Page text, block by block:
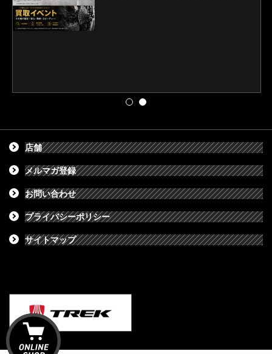
店舗
メルマガ登録
お問い合わせ
プライバシーポリシー
サイトマップ